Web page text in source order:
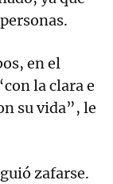
en el
la clara e
su vida”, le
zafarse.